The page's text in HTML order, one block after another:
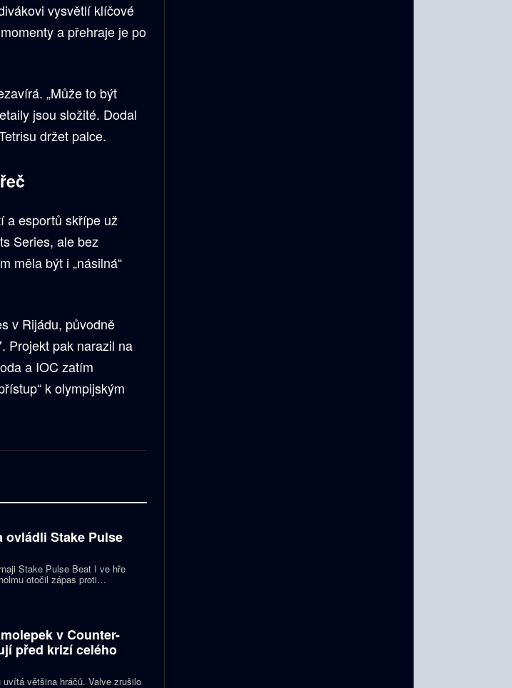
vysvětlí klíčové
a přehraje je po
„Může to být
jsou složité. Dodal
držet palce.
a esportů skřípe už
Series, ale bez
měla být i „násilná“
v Rijádu, původně
Projekt pak narazil na
a IOC zatím
k olympijským
Stake Pulse
Stake Pulse Beat I ve hře
otočil zápas proti
mapy.
v Counter-
před krizí celého
většina hráčů. Valve zrušilo